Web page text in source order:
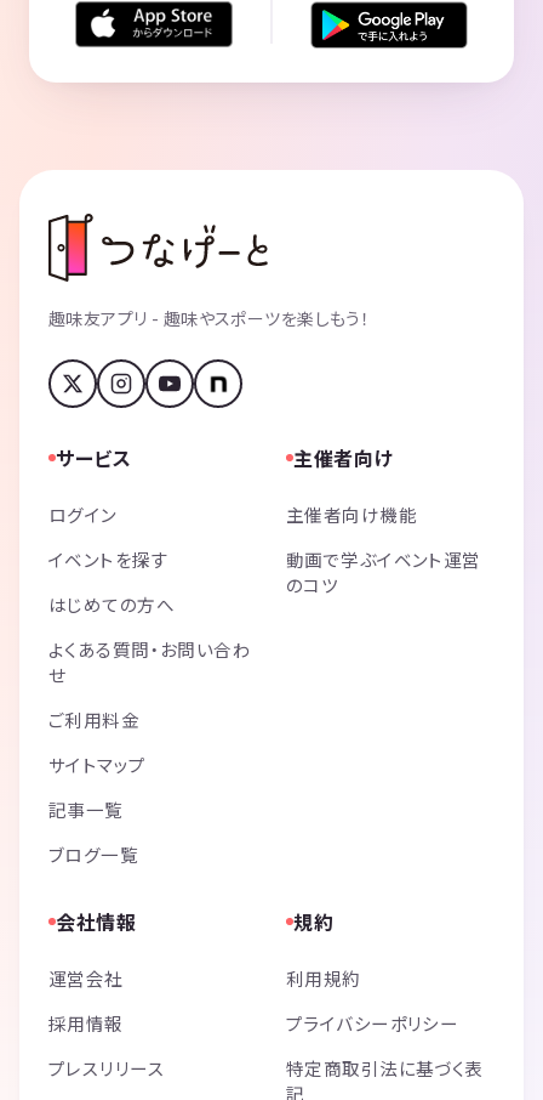
趣味友アプリ - 趣味やスポーツを楽しもう！
サービス
ログイン
イベントを探す
はじめての方へ
よくある質問・お問い合わ
せ
ご利用料金
サイトマップ
記事一覧
ブログ一覧
主催者向け
主催者向け機能
動画で学ぶイベント運営
のコツ
会社情報
運営会社
採用情報
プレスリリース
規約
利用規約
プライバシーポリシー
特定商取引法に基づく表
記